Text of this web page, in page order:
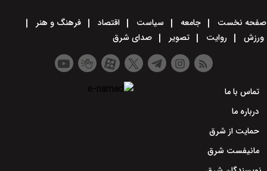
صفحه نخست جامعه سیاست اقتصاد
فرهنگ و هنر
ورزش
روایت تصویر صدای شرق
تماس با ما
درباره ما
حمایت از شرق
مانیفست شرق